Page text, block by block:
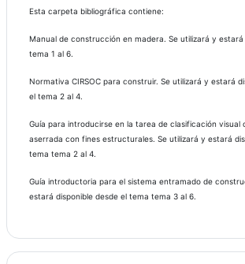
Esta carpeta bibliográfica contiene:
Manual de construcción en madera. Se utilizará y estará
tema 1 al 6.
Normativa CIRSOC para construir. Se utilizará y estará
el tema 2 al 4.
Guía para introducirse en la tarea de clasificación visual
aserrada con fines estructurales. Se utilizará y estará
tema tema 2 al 4.
Guía introductoria para el sistema entramado de
estará disponible desde el tema tema 3 al 6.